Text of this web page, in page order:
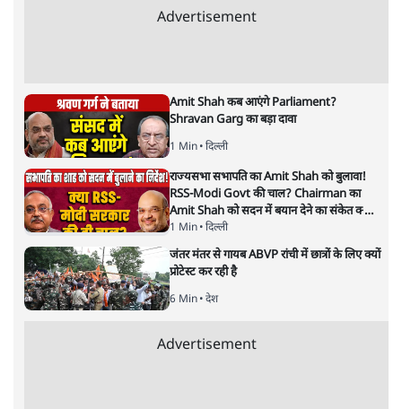
गंगा विलास नाम का लक्ज़री क्रूज़ 13 जनवरी को वाराणसी से चलेगा
और 50 दिन में चार हजार किलोमीटर की यात्रा पूरी करके असम
पंहुचेगा।
प्रधानमंत्री नरेंद्र मोदी के निर्वाचन क्षेत्र वाराणसी को एक और नया
तोहफा मिलने जा रहा है। 13 जनवरी को लोहड़ी के दिन या मकर
संक्रांति के एक दिन पहले प्रधानमंत्री गंगा नदी में एक लक्ज़री क्रूज़
को हरी झंडी दिखाएंगे। कहा जा रहा है कि यह क्रूज़ जितनी लंबी
यात्रा करेगा पूरी दुनिया में नदी में चलने वाला कोई भी क्रूज़ उतनी